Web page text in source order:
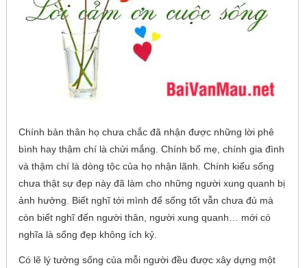
Chính bản thân họ chưa chắc đã nhận được những lời phê
bình hay thậm chí là chửi mắng. Chính bố mẹ, chính gia đình
và thậm chí là dòng tộc của họ nhận lãnh. Chính kiểu sống
chưa thật sự đẹp này đã làm cho những người xung quanh bị
ảnh hưởng. Biết nghĩ tới mình để sống tốt vẫn chưa đủ mà
còn biết nghĩ đến người thân, người xung quanh… mới có
nghĩa là sống đẹp không ích kỷ.
Có lẽ lý tưởng sống của mỗi người đều được xây dựng một